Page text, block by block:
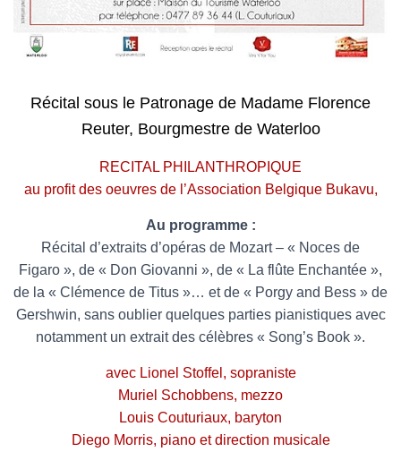
Récital sous le Patronage de Madame Florence
Reuter, Bourgmestre de Waterloo
RECITAL PHILANTHROPIQUE
au profit des oeuvres de l’Association Belgique Bukavu,
Au programme :
Récital d’extraits d’opéras de Mozart – « Noces de
Figaro », de « Don Giovanni », de « La flûte Enchantée »,
de la « Clémence de Titus »… et de « Porgy and Bess » de
Gershwin, sans oublier quelques parties pianistiques avec
notamment un extrait des célèbres « Song’s Book ».
avec Lionel Stoffel, sopraniste
Muriel Schobbens, mezzo
Louis Couturiaux, baryton
Diego Morris, piano et direction musicale